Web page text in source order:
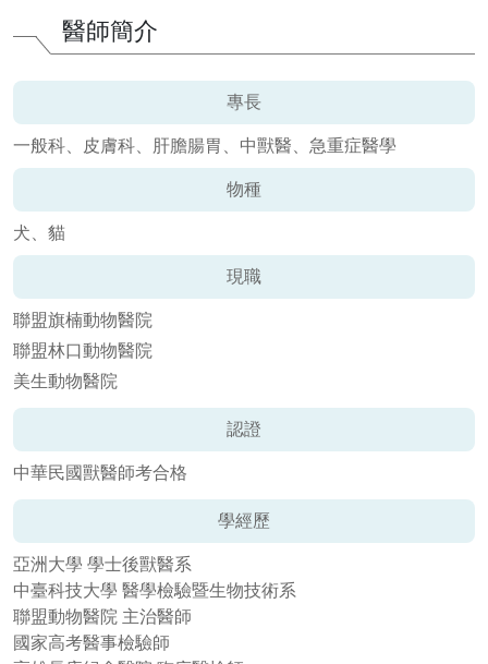
醫師簡介
專長
一般科、皮膚科、肝膽腸胃、中獸醫、急重症醫學
物種
犬、貓
現職
聯盟旗楠動物醫院
聯盟林口動物醫院
美生動物醫院
認證
中華民國獸醫師考合格
學經歷
亞洲大學 學士後獸醫系
中臺科技大學 醫學檢驗暨生物技術系
聯盟動物醫院 主治醫師
國家高考醫事檢驗師